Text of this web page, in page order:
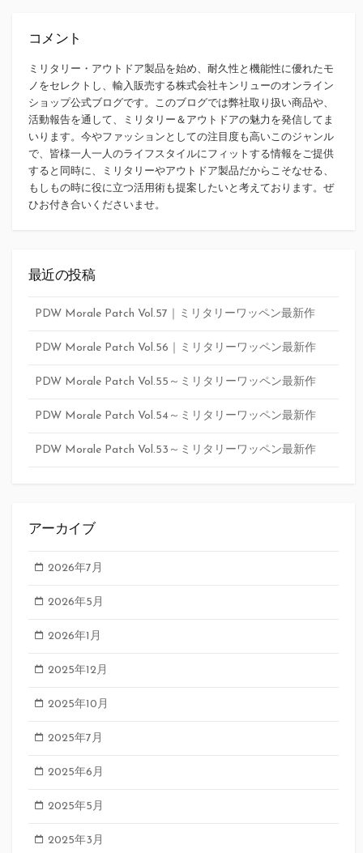
コメント
ミリタリー・アウトドア製品を始め、耐久性と機能性に優れたモ
ノをセレクトし、輸入販売する株式会社キンリューのオンライン
ショップ公式ブログです。このブログでは弊社取り扱い商品や、
活動報告を通して、ミリタリー＆アウトドアの魅力を発信してま
いります。今やファッションとしての注目度も高いこのジャンル
で、皆様一人一人のライフスタイルにフィットする情報をご提供
すると同時に、ミリタリーやアウトドア製品だからこそなせる、
もしもの時に役に立つ活用術も提案したいと考えております。ぜ
ひお付き合いくださいませ。
最近の投稿
PDW Morale Patch Vol.57｜ミリタリーワッペン最新作
PDW Morale Patch Vol.56｜ミリタリーワッペン最新作
PDW Morale Patch Vol.55～ミリタリーワッペン最新作
PDW Morale Patch Vol.54～ミリタリーワッペン最新作
PDW Morale Patch Vol.53～ミリタリーワッペン最新作
アーカイブ
2026年7月
2026年5月
2026年1月
2025年12月
2025年10月
2025年7月
2025年6月
2025年5月
2025年3月